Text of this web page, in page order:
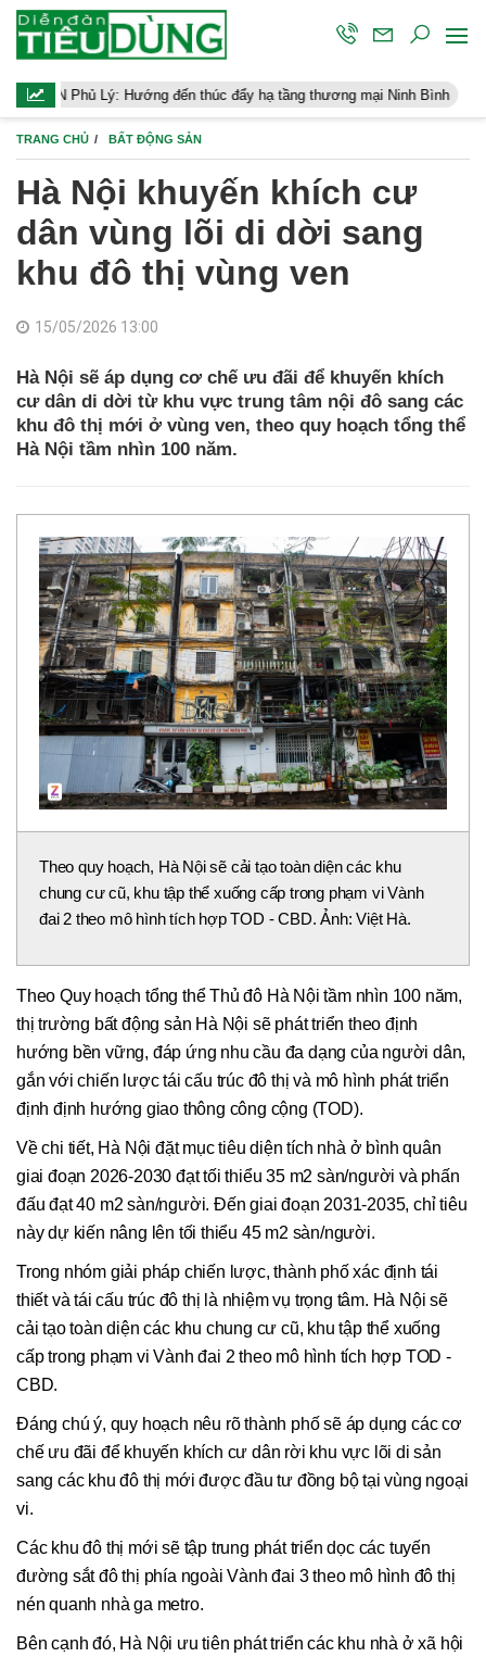
Hướng đến thúc đẩy hạ tầng thương mại Ninh Bình Điều
TRANG CHỦ BẤT ĐỘNG SẢN
Hà Nội khuyến khích cư
dân vùng lõi di dời sang
khu đô thị vùng ven
15/05/2026 13:00
Hà Nội sẽ áp dụng cơ chế ưu đãi để khuyến khích
cư dân di dời từ khu vực trung tâm nội đô sang các
khu đô thị mới ở vùng ven, theo quy hoạch tổng thể
Hà Nội tầm nhìn 100 năm.
Theo quy hoạch, Hà Nội sẽ cải tạo toàn diện các khu
chung cư cũ, khu tập thể xuống cấp trong phạm vi Vành
đai 2 theo mô hình tích hợp TOD - CBD. Ảnh: Việt Hà.
Theo Quy hoạch tổng thể Thủ đô Hà Nội tầm nhìn 100 năm,
thị trường bất động sản Hà Nội sẽ phát triển theo định
hướng bền vững, đáp ứng nhu cầu đa dạng của người dân,
gắn với chiến lược tái cấu trúc đô thị và mô hình phát triển
định định hướng giao thông công cộng (TOD).
Về chi tiết, Hà Nội đặt mục tiêu diện tích nhà ở bình quân
giai đoạn 2026-2030 đạt tối thiểu 35 m2 sàn/người và phấn
đấu đạt 40 m2 sàn/người. Đến giai đoạn 2031-2035, chỉ tiêu
này dự kiến nâng lên tối thiểu 45 m2 sàn/người.
Trong nhóm giải pháp chiến lược, thành phố xác định tái
thiết và tái cấu trúc đô thị là nhiệm vụ trọng tâm. Hà Nội sẽ
cải tạo toàn diện các khu chung cư cũ, khu tập thể xuống
cấp trong phạm vi Vành đai 2 theo mô hình tích hợp TOD -
CBD.
Đáng chú ý, quy hoạch nêu rõ thành phố sẽ áp dụng các cơ
chế ưu đãi để khuyến khích cư dân rời khu vực lõi di sản
sang các khu đô thị mới được đầu tư đồng bộ tại vùng ngoại
vi.
Các khu đô thị mới sẽ tập trung phát triển dọc các tuyến
đường sắt đô thị phía ngoài Vành đai 3 theo mô hình đô thị
nén quanh nhà ga metro.
Bên cạnh đó, Hà Nội ưu tiên phát triển các khu nhà ở xã hội